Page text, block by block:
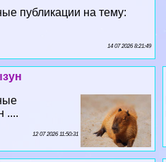
публикации на тему:
14 07 2026 8:21:49
....
12 07 2026 11:50:31